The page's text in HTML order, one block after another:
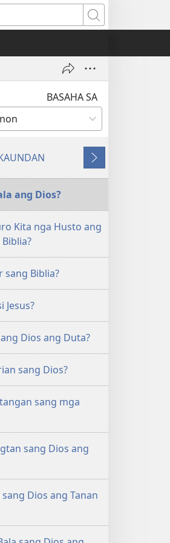
Search
BASAHA SA
Masunod
ang Dios?
Kita nga Husto ang
sang Biblia?
Jesus?
Dios ang Duta?
sang Dios?
sang mga
sang Dios ang
Dios ang Tanan